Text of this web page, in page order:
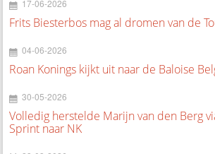
17-06-2026
Frits Biesterbos mag al dromen van de
04-06-2026
Roan Konings kijkt uit naar de Baloise
30-05-2026
Volledig herstelde Marijn van den Berg
Sprint naar NK